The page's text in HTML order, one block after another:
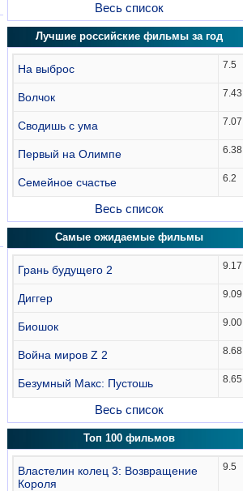
Весь список
Лучшие российские фильмы за год
На выброс 7.5
Волчок 7.43
Сводишь с ума 7.07
Первый на Олимпе 6.38
Семейное счастье 6.2
Весь список
Самые ожидаемые фильмы
Грань будущего 2 9.17
Диггер 9.09
Биошок 9.00
Война миров Z 2 8.68
Безумный Макс: Пустошь 8.65
Весь список
Топ 100 фильмов
Властелин колец 3: Возвращение
Короля
9.5